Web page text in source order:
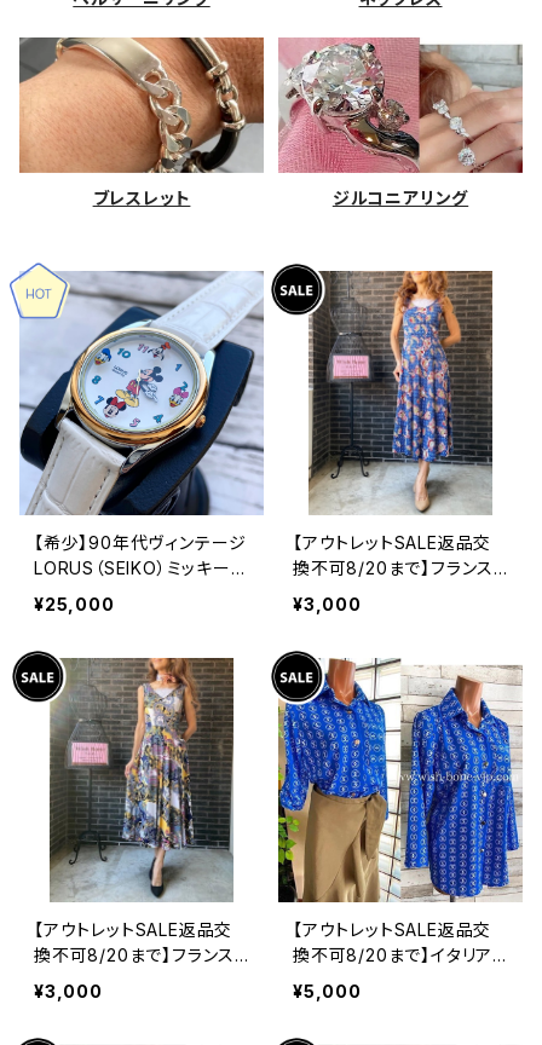
ブレスレット ジルコニアリング
【希少】90年代ヴィンテージ
LORUS（SEIKO）ミッキーマ
ウス 腕時計（RRS260） 1
990年代未使用品 電池交
LOR④
¥25,000
【アウトレットSALE返品交
換不可8/20まで】フランス
製インポート・ロング丈マキ
シワンピース｜フレアAライ
ルーフラワー(S)(L)
¥3,000
【アウトレットSALE返品交
換不可8/20まで】フランス
製インポート・ロング丈マキ
シワンピース｜フレアAライ
¥3,000
【アウトレットSALE返品交
換不可8/20まで】イタリア
製シャツ・ブラウス・トップス
｜Made in ITALY｜ロール
¥5,000